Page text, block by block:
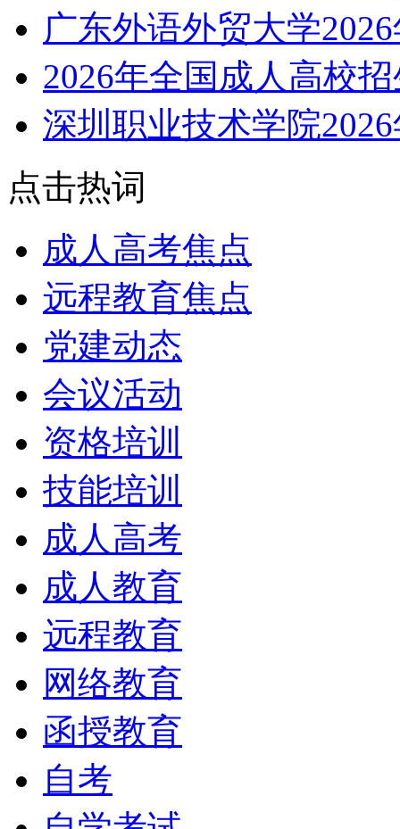
广东外语外贸大学
2026年全国成人高校
深圳职业技术学院
点击热词
成人高考焦点
远程教育焦点
党建动态
会议活动
资格培训
技能培训
成人高考
成人教育
远程教育
网络教育
函授教育
自考